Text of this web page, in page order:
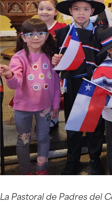
La Pastoral de Padres del